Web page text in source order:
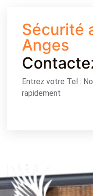
Sécurité
Anges
Entrez votre Tel :
rapidement